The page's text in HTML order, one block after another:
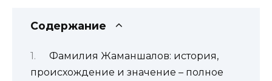
Содержание
Фамилия Жаманшалов: история,
происхождение и значение – полное